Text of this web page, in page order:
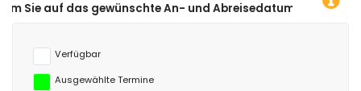
An- und Abreisedatum klicken!
Verfügbar
Ausgewählte Termine